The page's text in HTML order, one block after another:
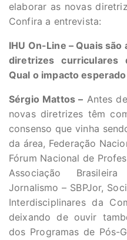
elaborar as novas
Confira a entrevista:
IHU On-Line – Quais
diretrizes curriculares
Qual o impacto
Sérgio Mattos – Antes
novas diretrizes têm
consenso que vinha
da área, Federação
Fórum Nacional de
Associação
Jornalismo – SBPJor,
Interdisciplinares da
deixando de ouvir
dos Programas de Pós-